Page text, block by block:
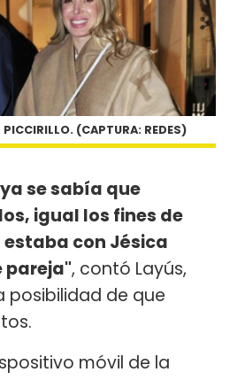
PICCIRILLO. (CAPTURA: REDES)
se sabía que
igual los fines de
con Jésica
pareja", contó Layús,
posibilidad de que
móvil de la